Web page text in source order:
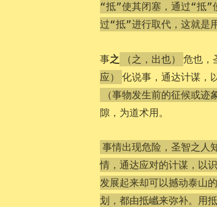
“抵”使其闭塞，通过“抵”
过“抵”进行取代，这就是
事之 （之，出也） 危也，
应）
化说事，通达计谋，
（事物发生前的征候或迹
隙，为道术用。
事情出现危险，圣智之人
情，通达应对的计谋，以
发展起来却可以撼动泰山
划，都由抵巇来弥补。用